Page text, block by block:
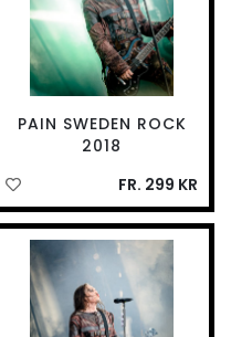
PAIN SWEDEN ROCK
2018
FR. 299 KR